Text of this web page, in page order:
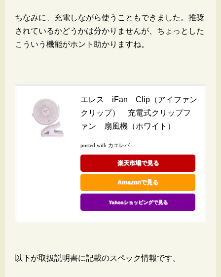
ちなみに、充電しながら使うこともできました。推奨
されているかどうかは分かりませんが、ちょっとした
こういう機能がホント助かりますね。
エレス iFan Clip（アイファン
クリップ） 充電式クリップフ
ァン 扇風機（ホワイト）
posted with カエレバ
楽天市場で見る
Amazonで見る
Yahooショッピングで見る
以下が取扱説明書に記載のスペック情報です。